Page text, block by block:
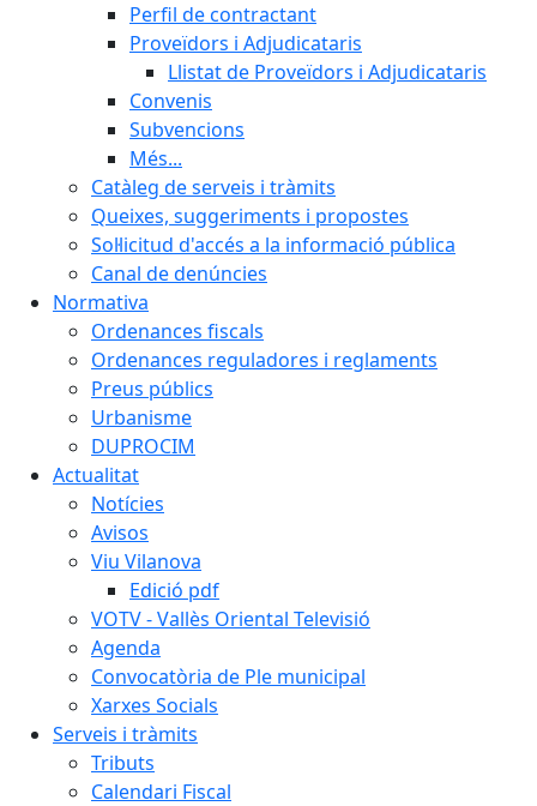
Perfil de contractant
Proveïdors i Adjudicataris
Llistat de Proveïdors i Adjudicataris
Convenis
Subvencions
Més...
Catàleg de serveis i tràmits
Queixes, suggeriments i propostes
Sol·licitud d'accés a la informació pública
Canal de denúncies
Normativa
Ordenances fiscals
Ordenances reguladores i reglaments
Preus públics
Urbanisme
DUPROCIM
Actualitat
Notícies
Avisos
Viu Vilanova
Edició pdf
VOTV - Vallès Oriental Televisió
Agenda
Convocatòria de Ple municipal
Xarxes Socials
Serveis i tràmits
Tributs
Calendari Fiscal